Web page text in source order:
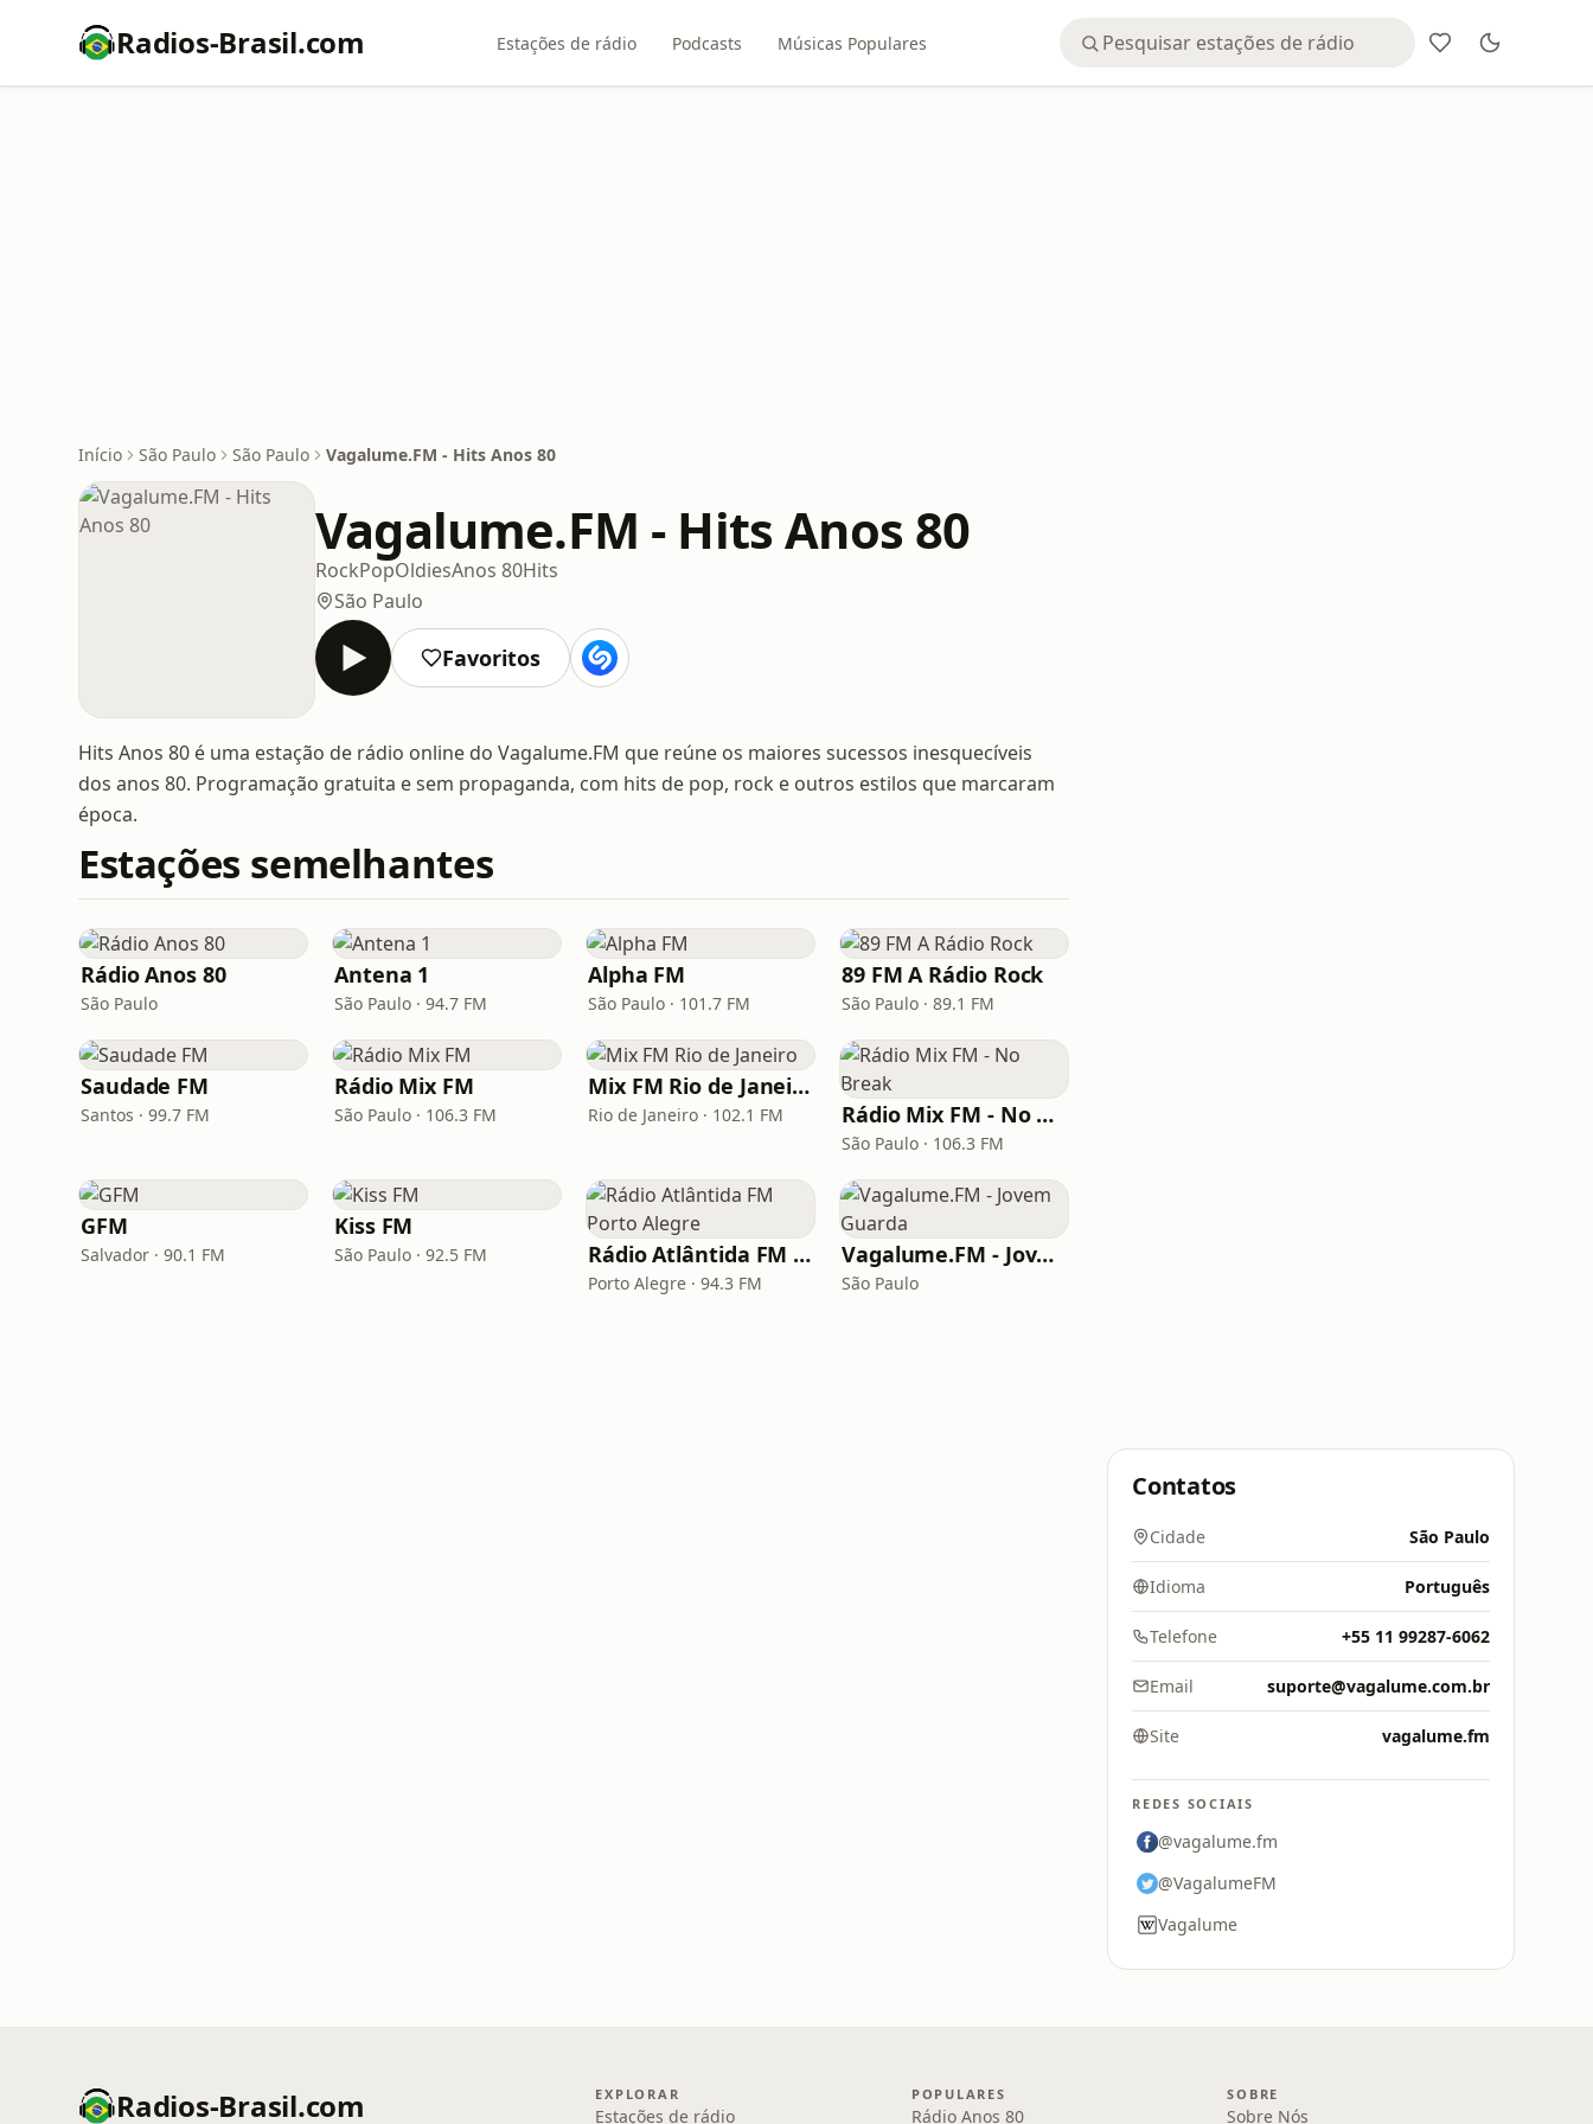
Radios-Brasil.com Estações de rádio Podcasts Músicas Populares
Início São Paulo São Paulo Vagalume.FM - Hits Anos 80
Vagalume.FM - Hits Anos 80
RockPopOldiesAnos 80Hits
São Paulo
Favoritos
Hits Anos 80 é uma estação de rádio online do Vagalume.FM que reúne os maiores sucessos inesquecíveis
dos anos 80. Programação gratuita e sem propaganda, com hits de pop, rock e outros estilos que marcaram
época.
Estações semelhantes
Rádio Anos 80
São Paulo
Antena 1
São Paulo · 94.7 FM
Alpha FM
São Paulo · 101.7 FM
89 FM A Rádio Rock
São Paulo · 89.1 FM
Saudade FM
Santos · 99.7 FM
Rádio Mix FM
São Paulo · 106.3 FM
Mix FM Rio de Janeiro
Rio de Janeiro · 102.1 FM Rádio Mix FM - No Break
São Paulo · 106.3 FM
GFM
Salvador · 90.1 FM
Kiss FM
São Paulo · 92.5 FM Rádio Atlântida FM Porto Alegre
Porto Alegre · 94.3 FM
Vagalume.FM - Jovem Guarda
São Paulo
Contatos
Cidade São Paulo
Idioma Português
Telefone +55 11 99287-6062
Email suporte@vagalume.com.br
Site vagalume.fm
REDES SOCIAIS
@vagalume.fm
@VagalumeFM
Vagalume
Radios-Brasil.com EXPLORAR
Estações de rádio
POPULARES
Rádio Anos 80
SOBRE
Sobre Nós